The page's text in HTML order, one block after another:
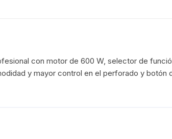
con motor de 600 W, selector de
y mayor control en el perforado y botón